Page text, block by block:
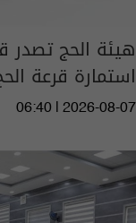
هيئة الحج تصدر
استمارة قرعة
06:40 | 2026-08-07